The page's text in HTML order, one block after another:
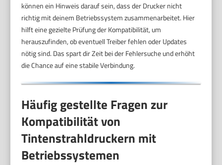
können ein Hinweis darauf sein, dass der Drucker nicht
richtig mit deinem Betriebssystem zusammenarbeitet. Hier
hilft eine gezielte Prüfung der Kompatibilität, um
herauszufinden, ob eventuell Treiber fehlen oder Updates
nötig sind. Das spart dir Zeit bei der Fehlersuche und erhöht
die Chance auf eine stabile Verbindung.
Häufig gestellte Fragen zur
Kompatibilität von
Tintenstrahldruckern mit
Betriebssystemen